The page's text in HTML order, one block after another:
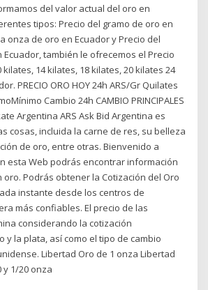
del valor actual del oro en
tipos: Precio del gramo de oro en
onza de oro en Ecuador y Precio del
también le ofrecemos el Precio
14 kilates, 18 kilates, 20 kilates 24
PRECIO ORO HOY 24h ARS/Gr Quilates
Cambio 24h CAMBIO PRINCIPALES
Argentina ARS Ask Bid Argentina es
cosas, incluida la carne de res, su belleza
de oro, entre otras. Bienvenido a
esta Web podrás encontrar información
Podrás obtener la Cotización del Oro
instante desde los centros de
más confiables. El precio de las
considerando la cotización
y la plata, así como el tipo de cambio
Libertad Oro de 1 onza Libertad
y 1/20 onza